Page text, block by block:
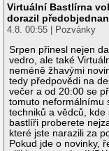
Virtuální Bastlírna
dorazil
4.8. 00:55 | Pozvánky
Srpen přinesl nejen
vedro, ale také
neméně žhavými
tedy předpovědi na
večer a od 20:00 se
tomuto neformálnímu
techniků a vědců, kde
bastlíři proberete
které jste narazili za
Pokud jde o novinky,